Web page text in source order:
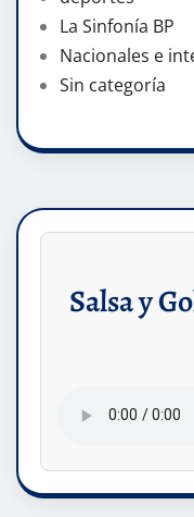
La Sinfonía BP
Nacionales e
Sin categoría
Salsa y